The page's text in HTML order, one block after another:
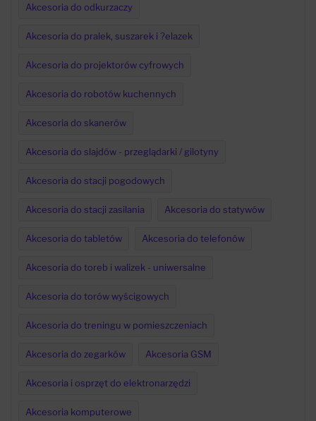
Akcesoria do odkurzaczy
Akcesoria do pralek, suszarek i ?elazek
Akcesoria do projektorów cyfrowych
Akcesoria do robotów kuchennych
Akcesoria do skanerów
Akcesoria do slajdów - przeglądarki / gilotyny
Akcesoria do stacji pogodowych
Akcesoria do stacji zasilania Akcesoria do statywów
Akcesoria do tabletów Akcesoria do telefonów
Akcesoria do toreb i walizek - uniwersalne
Akcesoria do torów wyścigowych
Akcesoria do treningu w pomieszczeniach
Akcesoria do zegarków Akcesoria GSM
Akcesoria i osprzęt do elektronarzędzi
Akcesoria komputerowe